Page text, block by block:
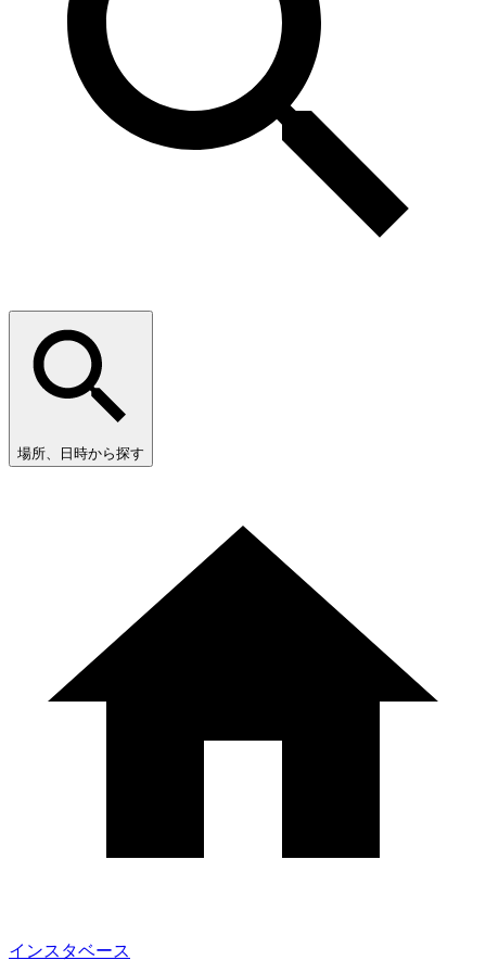
場所、日時から探す
インスタベース